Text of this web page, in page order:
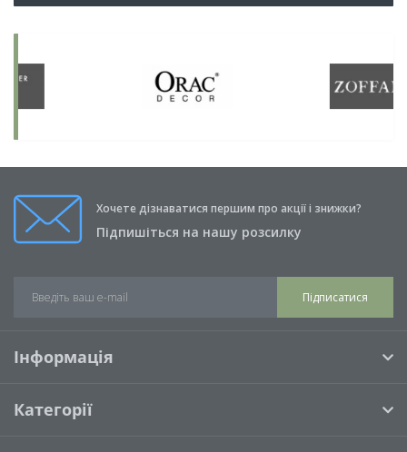
Хочете дізнаватися першим про акції і знижки?
Підпишіться на нашу розсилку
Підписатися
Інформація
Категорії